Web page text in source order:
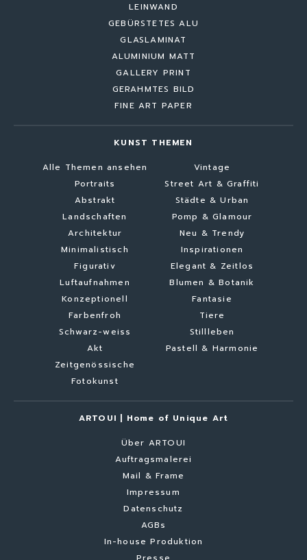
LEINWAND
GEBÜRSTETES ALU
GLASLAMINAT
ALUMINIUM MATT
GALLERY PRINT
GERAHMTES BILD
FINE ART PAPER
KUNST THEMEN
Alle Themen ansehen
Portraits
Abstrakt
Landschaften
Architektur
Minimalistisch
Figurativ
Luftaufnahmen
Konzeptionell
Farbenfroh
Schwarz-weiss
Akt
Zeitgenössische
Fotokunst
Vintage
Street Art & Graffiti
Städte & Urban
Pomp & Glamour
Neu & Trendy
Inspirationen
Elegant & Zeitlos
Blumen & Botanik
Fantasie
Tiere
Stillleben
Pastell & Harmonie
ARTOUI | Home of Unique Art
Über ARTOUI
Auftragsmalerei
Mail & Frame
Impressum
Datenschutz
AGBs
In-house Produktion